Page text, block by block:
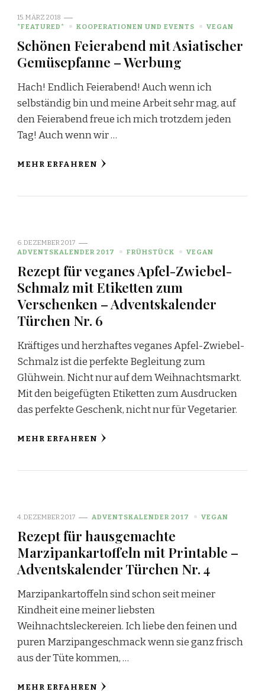
15. MÄRZ 2018
*FEATURED*
KOOPERATIONEN UND EVENTS VEGAN
Schönen Feierabend mit Asiatischer
Gemüsepfanne – Werbung
Hach! Endlich Feierabend! Auch wenn ich
selbständig bin und meine Arbeit sehr mag, auf
den Feierabend freue ich mich trotzdem jeden
Tag! Auch wenn wir …
MEHR ERFAHREN
6. DEZEMBER 2017
ADVENTSKALENDER 2017
FRÜHSTÜCK VEGAN
Rezept für veganes Apfel-Zwiebel-
Schmalz mit Etiketten zum
Verschenken – Adventskalender
Türchen Nr. 6
Kräftiges und herzhaftes veganes Apfel-Zwiebel-
Schmalz ist die perfekte Begleitung zum
Glühwein. Nicht nur auf dem Weihnachtsmarkt.
Mit den beigefügten Etiketten zum Ausdrucken
das perfekte Geschenk, nicht nur für Vegetarier.
MEHR ERFAHREN
4. DEZEMBER 2017 ADVENTSKALENDER 2017 VEGAN
Rezept für hausgemachte
Marzipankartoffeln mit Printable –
Adventskalender Türchen Nr. 4
Marzipankartoffeln sind schon seit meiner
Kindheit eine meiner liebsten
Weihnachtsleckereien. Ich liebe den feinen und
puren Marzipangeschmack wenn sie ganz frisch
aus der Tüte kommen, …
MEHR ERFAHREN